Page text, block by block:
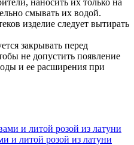
наносить их только на
смывать их водой.
изделие следует вытирать
закрывать перед
не допустить появление
и ее расширения при
и литой розой из латуни